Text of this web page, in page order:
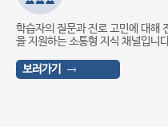
과 진로 고민에 대해 전문가가 답변하
통형 지식 채널입니다.